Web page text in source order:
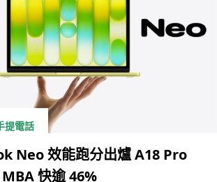
提電話
Neo 效能跑分出爐 A18 Pro
快逾 46%